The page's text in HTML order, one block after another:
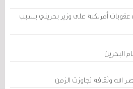
أمريكية على وزير بحريني بسبب
البحرين
الله وثقافة تجاوزت الزمن